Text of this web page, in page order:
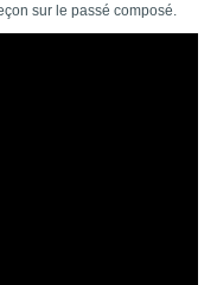
sur le passé composé.